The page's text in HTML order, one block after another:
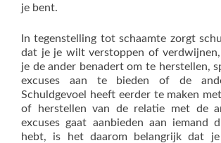
je bent.
In tegenstelling tot schaamte zorgt
dat je je wilt verstoppen of
je de ander benadert om te herstellen,
excuses aan te bieden of de
Schuldgevoel heeft eerder te maken
of herstellen van de relatie met de
excuses gaat aanbieden aan iemand
hebt, is het daarom belangrijk dat je